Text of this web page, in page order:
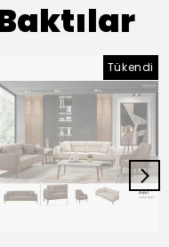
Tükendi